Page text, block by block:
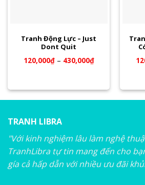
Tranh Động Lực – Just
Dont Quit
120,000₫– 430,000₫
TRANH LIBRA
"Với kinh nghiệm lâu làm nghệ
TranhLibra tự tin mang đến cho
gía cả hấp dẫn với nhiều ưu đãi